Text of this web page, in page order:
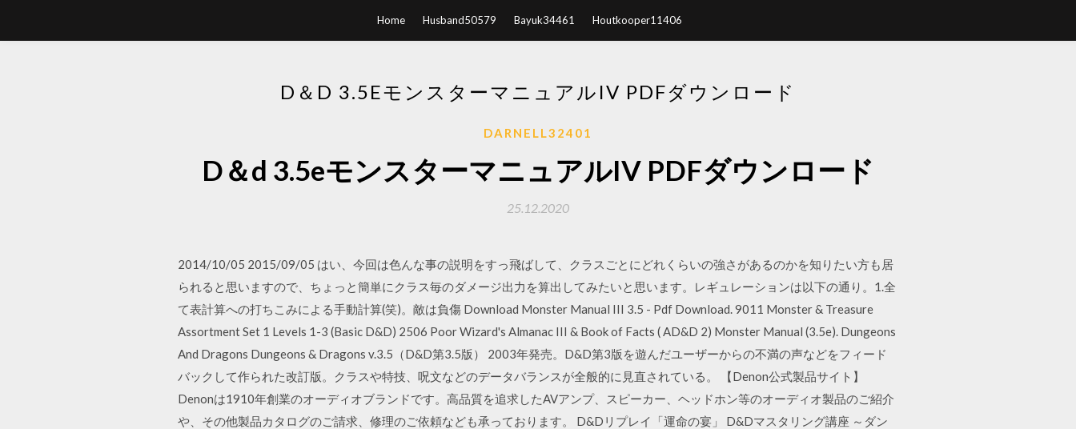
Home Husband50579 Bayuk34461 Houtkooper11406
D＆D 3.5EモンスターマニュアルIV PDFダウンロード
DARNELL32401
D＆d 3.5eモンスターマニュアルIV PDFダウンロード
25.12.2020
2014/10/05 2015/09/05 はい、今回は色んな事の説明をすっ飛ばして、クラスごとにどれくらいの強さがあるのかを知りたい方も居
られると思いますので、ちょっと簡単にクラス毎のダメージ出力を算出してみたいと思います。レギュレーションは以下の通り。1.全
て表計算への打ちこみによる手動計算(笑)。敵は負傷 Download Monster Manual III 3.5 - Pdf Download. 9011 Monster & Treasure
Assortment Set 1 Levels 1-3 (Basic D&D) 2506 Poor Wizard's Almanac III & Book of Facts ( AD&D 2) Monster Manual (3.5e). Dungeons
And Dragons Dungeons & Dragons v.3.5（D&D第3.5版） 2003年発売。D&D第3版を遊んだユーザーからの不満の声などをフィード
バックして作られた改訂版。クラスや特技、呪文などのデータバランスが全般的に見直されている。 【Denon公式製品サイト】
Denonは1910年創業のオーディオブランドです。高品質を追求したAVアンプ、スピーカー、ヘッドホン等のオーディオ製品のご紹介
や、その他製品カタログのご請求、修理のご依頼なども承っております。 D&Dリプレイ「運命の宴」 D&Dマスタリング講座 ～ダン